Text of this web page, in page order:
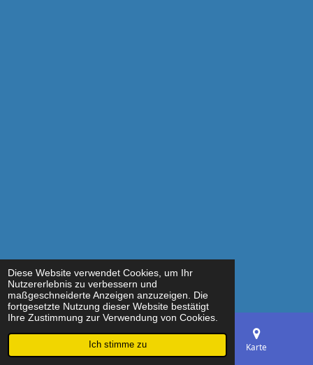
Diese Website verwendet Cookies, um Ihr
Nutzererlebnis zu verbessern und
maßgeschneiderte Anzeigen anzuzeigen. Die
fortgesetzte Nutzung dieser Website bestätigt
Ihre Zustimmung zur Verwendung von Cookies.
Ich stimme zuTelefon Karte